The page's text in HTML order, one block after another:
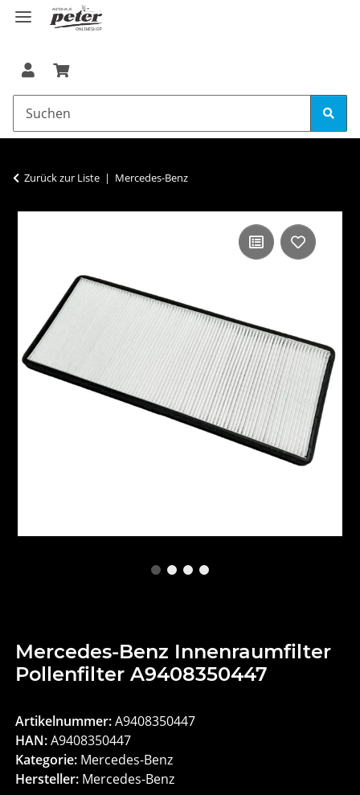
Zurück zur Liste Mercedes-Benz
Mercedes-Benz Innenraumfilter
Pollenfilter A9408350447
Artikelnummer:A9408350447
HAN:A9408350447
Kategorie: Mercedes-Benz
Hersteller: Mercedes-Benz